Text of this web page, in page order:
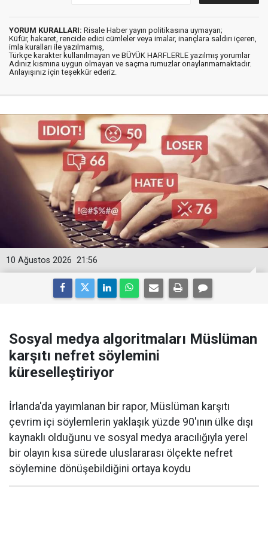
YORUM KURALLARI: Risale Haber yayın politikasına uymayan;
Küfür, hakaret, rencide edici cümleler veya imalar, inançlara saldırı içeren,
imla kuralları ile yazılmamış,
Türkçe karakter kullanılmayan ve BÜYÜK HARFLERLE yazılmış yorumlar
Adınız kısmına uygun olmayan ve saçma rumuzlar onaylanmamaktadır.
Anlayışınız için teşekkür ederiz.
21:56
10 Ağustos 2026
Sosyal medya algoritmaları Müslüman
karşıtı nefret söylemini
küreselleştiriyor
İrlanda'da yayımlanan bir rapor, Müslüman karşıtı
çevrim içi söylemlerin yaklaşık yüzde 90'ının ülke dışı
kaynaklı olduğunu ve sosyal medya aracılığıyla yerel
bir olayın kısa sürede uluslararası ölçekte nefret
söylemine dönüşebildiğini ortaya koydu